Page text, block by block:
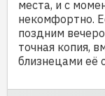
места, и с
некомфортно.
поздним
точная копия,
близнецами её